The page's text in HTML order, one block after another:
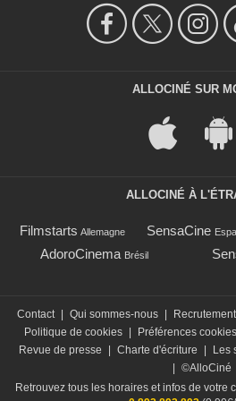
ALLOCINÉ SUR
ALLOCINÉ À
Filmstarts Allemagne SensaCine
AdoroCinema Brésil
Contact Qui sommes-nous Recrutement
Politique de cookies
Préférences cookies
Revue de presse
Charte d'écriture Les
©AlloCiné
Retrouvez tous les horaires et infos de votre